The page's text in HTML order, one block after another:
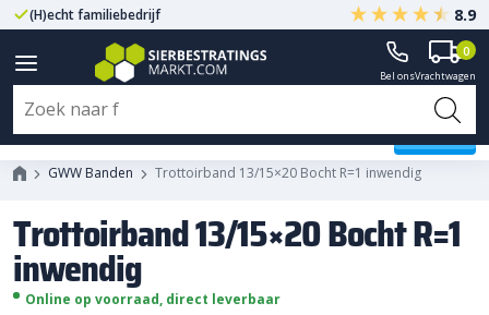
(H)echt familiebedrijf Gegarandeerd A-kwaliteit
8.9
Bel onsVrachtwagen
0
GWW Banden Trottoirband 13/15×20 Bocht R=1 inwendig
Trottoirband 13/15×20 Bocht R=1
inwendig
Online op voorraad, direct leverbaar
Trottoirband 13/15x20 Bocht R=1
inwendig